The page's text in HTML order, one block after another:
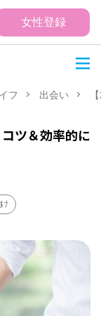
女性登録
フ 出会い
ツ＆効率的に